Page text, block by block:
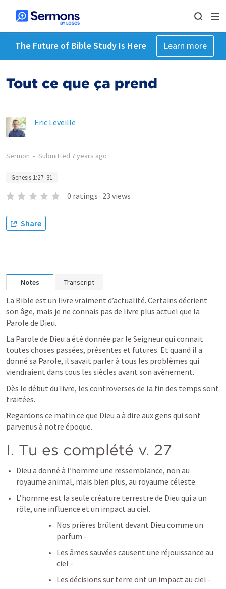
The Future of Bible Study Is Here Learn more
Tout ce que ça prend
Eric Leveille
Sermon • Submitted 7 years ago
Genesis 1:27–31
0 ratings · 23 views
Share
Notes Transcript
La Bible est un livre vraiment d’actualité. Certains décrient
son âge, mais je ne connais pas de livre plus actuel que la
Parole de Dieu.
La Parole de Dieu a été donnée par le Seigneur qui connait
toutes choses passées, présentes et futures. Et quand il a
donné sa Parole, il savait parler à tous les problèmes qui
viendraient dans tous les siècles avant son avènement.
Dès le début du livre, les controverses de la fin des temps sont
traitées.
Regardons ce matin ce que Dieu a à dire aux gens qui sont
parvenus à notre époque.
I. Tu es complété v. 27
Dieu a donné à l’homme une ressemblance, non au
royaume animal, mais bien plus, au royaume céleste.
L’homme est la seule créature terrestre de Dieu qui a un
rôle, une influence et un impact au ciel.
Nos prières brûlent devant Dieu comme un
parfum -
Les âmes sauvées causent une réjouissance au
ciel -
Les décisions sur terre ont un impact au ciel -